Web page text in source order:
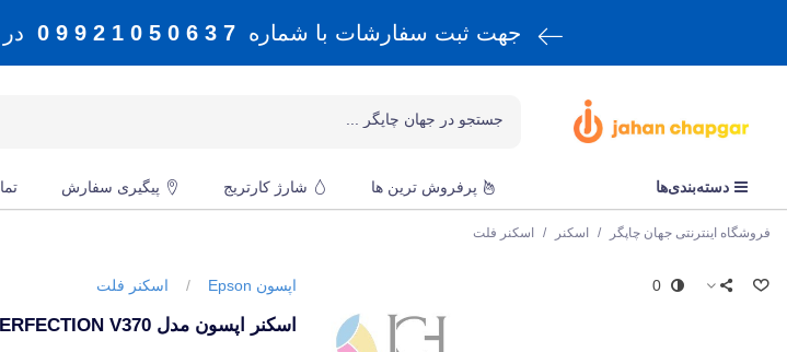
جهت ثبت سفارشات با شماره 7 3 6 0 5 0 1 2 9 9 0
دسته‌بندی‌ها پرفروش ترین ها شارژ کارتریج پیگیری سفارش
فروشگاه اینترنتی جهان چاپگر / اسکنر / اسکنر فلت
0 اپسون Epson / اسکنر فلت
اسکنر اپسون مدل PERFECTION V370